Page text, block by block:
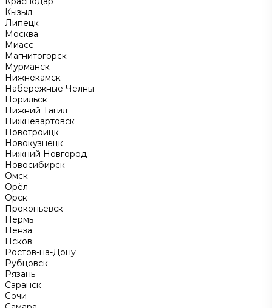
Кызыл
Липецк
Москва
Миасс
Магнитогорск
Мурманск
Нижнекамск
Набережные Челны
Норильск
Нижний Тагил
Нижневартовск
Новотроицк
Новокузнецк
Нижний Новгород
Новосибирск
Омск
Орёл
Орск
Прокопьевск
Пермь
Пенза
Псков
Ростов-на-Дону
Рубцовск
Рязань
Саранск
Сочи